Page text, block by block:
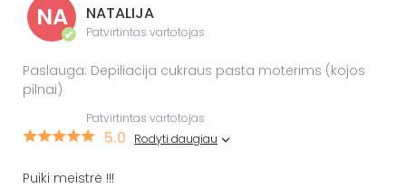
NA
✔
NATALIJA
Patvirtintas vartotojas
Paslauga: Depiliacija cukraus pasta moterims (kojos
pilnai)
Patvirtintas vartotojas
5.0 Rodyti daugiau
Puiki meistrė !!!